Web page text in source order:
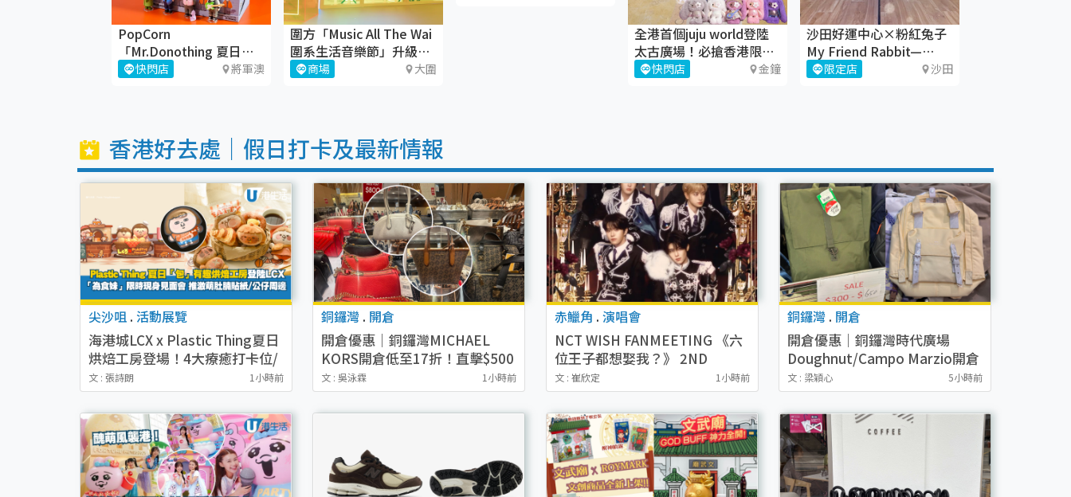
PopCorn
「Mr.Donothing 夏日療
癒空間」
快閃店 將軍澳
圍方「Music All The Wai
圍系生活音樂節」升級回
歸！🎶
商場 大圍
全港首個juju world登陸
太古廣場！必搶香港限定
juju盲盒
快閃店 金鐘
沙田好運中心×粉紅兔子
My Friend Rabbit—
「『兔』-gather大曬
限定店 沙田
香港好去處｜假日打卡及最新情報
尖沙咀 . 活動展覽
海港城LCX x Plastic Thing夏日
烘焙工房登場！4大療癒打卡位/
為食妹見面會/換限定出爐書籤
文 : 張詩朗 1小時前
銅鑼灣 . 開倉
開倉優惠｜銅鑼灣MICHAEL
KORS開倉低至17折！直擊$500
起買手袋/銀包/鞋款 必買經典
Jet Set系列
文 : 吳泳霖 1小時前
赤鱲角 . 演唱會
NCT WISH FANMEETING 《六
位王子都想娶我？》 2ND
ANNIVERSARY 香港站活動詳
情/日期/時間/地點/票價一覽
文 : 崔欣定 1小時前
銅鑼灣 . 開倉
開倉優惠｜銅鑼灣時代廣場
Doughnut/Campo Marzio開倉
低至1折！背囊、書包、手袋劈
價$200起
文 : 梁穎心 5小時前